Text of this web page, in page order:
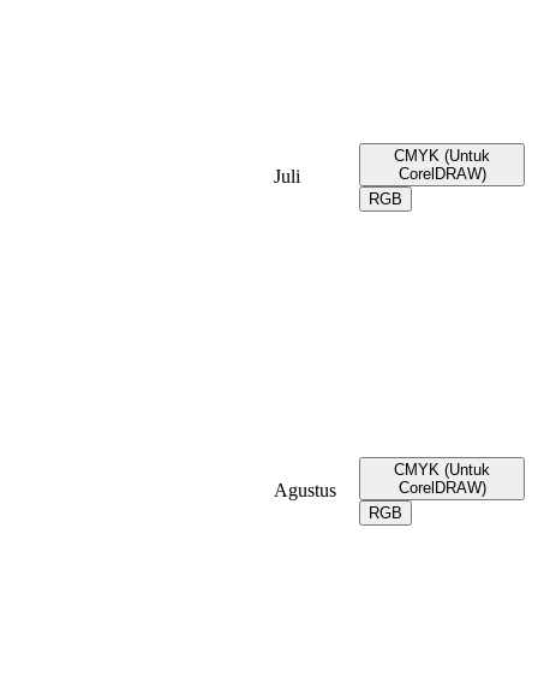
Juli
CMYK (Untuk
CorelDRAW)
RGB
Agustus
CMYK (Untuk
CorelDRAW)
RGB